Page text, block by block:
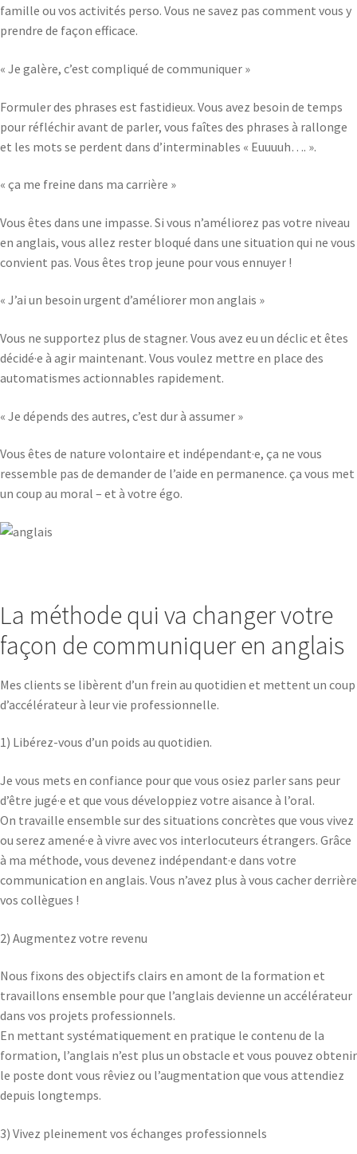
famille ou vos activités perso. Vous ne savez pas comment vous y
prendre de façon efficace.
« Je galère, c’est compliqué de communiquer »
Formuler des phrases est fastidieux. Vous avez besoin de temps
pour réfléchir avant de parler, vous faîtes des phrases à rallonge
et les mots se perdent dans d’interminables « Euuuuh…. ».
« ça me freine dans ma carrière »
Vous êtes dans une impasse. Si vous n’améliorez pas votre niveau
en anglais, vous allez rester bloqué dans une situation qui ne vous
convient pas. Vous êtes trop jeune pour vous ennuyer !
« J’ai un besoin urgent d’améliorer mon anglais »
Vous ne supportez plus de stagner. Vous avez eu un déclic et êtes
décidé·e à agir maintenant. Vous voulez mettre en place des
automatismes actionnables rapidement.
« Je dépends des autres, c’est dur à assumer »
Vous êtes de nature volontaire et indépendant·e, ça ne vous
ressemble pas de demander de l’aide en permanence. ça vous met
un coup au moral – et à votre égo.
La méthode qui va changer votre
façon de communiquer en anglais
Mes clients se libèrent d’un frein au quotidien et mettent un coup
d’accélérateur à leur vie professionnelle.
1) Libérez-vous d’un poids au quotidien.
Je vous mets en confiance pour que vous osiez parler sans peur
d’être jugé·e et que vous développiez votre aisance à l’oral.
On travaille ensemble sur des situations concrètes que vous vivez
ou serez amené·e à vivre avec vos interlocuteurs étrangers. Grâce
à ma méthode, vous devenez indépendant·e dans votre
communication en anglais. Vous n’avez plus à vous cacher derrière
vos collègues !
2) Augmentez votre revenu
Nous fixons des objectifs clairs en amont de la formation et
travaillons ensemble pour que l’anglais devienne un accélérateur
dans vos projets professionnels.
En mettant systématiquement en pratique le contenu de la
formation, l’anglais n’est plus un obstacle et vous pouvez obtenir
le poste dont vous rêviez ou l’augmentation que vous attendiez
depuis longtemps.
3) Vivez pleinement vos échanges professionnels